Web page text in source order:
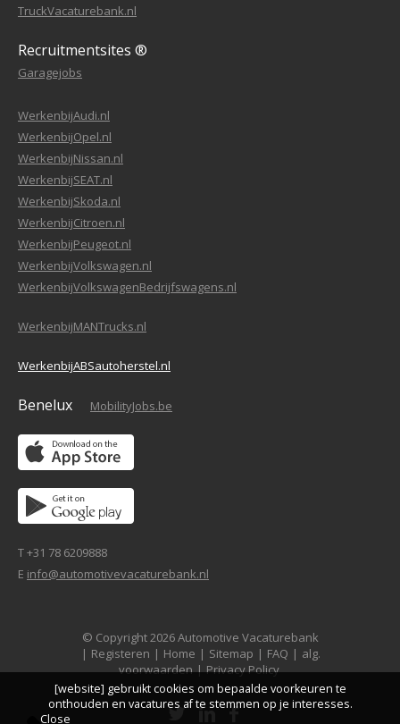
TruckVacaturebank.nl
Recruitmentsites ®
Garagejobs
WerkenbijAudi.nl
WerkenbijOpel.nl
WerkenbijNissan.nl
WerkenbijSEAT.nl
WerkenbijSkoda.nl
WerkenbijCitroen.nl
WerkenbijPeugeot.nl
WerkenbijVolkswagen.nl
WerkenbijVolkswagenBedrijfswagens.nl
WerkenbijMANTrucks.nl
WerkenbijABSautoherstel.nl
Benelux MobilityJobs.be
T +31 78 6209888
E info@automotivevacaturebank.nl
© Copyright 2026 Automotive Vacaturebank
| Registeren | Home | Sitemap | FAQ | alg.
voorwaarden | Privacy Policy
[website] gebruikt cookies om bepaalde voorkeuren te
onthouden en vacatures af te stemmen op je interesses.
Close